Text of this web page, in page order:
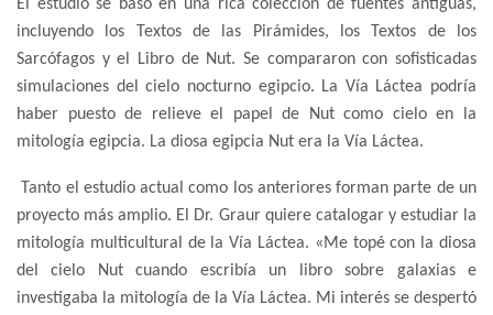
El estudio se basó en una rica colección de fuentes antiguas,
incluyendo los Textos de las Pirámides, los Textos de los
Sarcófagos y el Libro de Nut. Se compararon con sofisticadas
simulaciones del cielo nocturno egipcio. La Vía Láctea podría
haber puesto de relieve el papel de Nut como cielo en la
mitología egipcia. La diosa egipcia Nut era la Vía Láctea.
Tanto el estudio actual como los anteriores forman parte de un
proyecto más amplio. El Dr. Graur quiere catalogar y estudiar la
mitología multicultural de la Vía Láctea. «Me topé con la diosa
del cielo Nut cuando escribía un libro sobre galaxias e
investigaba la mitología de la Vía Láctea. Mi interés se despertó